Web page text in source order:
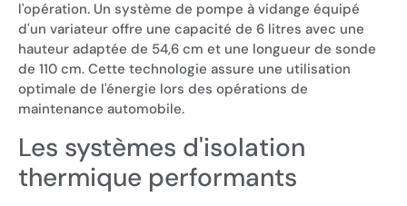
l'opération. Un système de pompe à vidange équipé
d'un variateur offre une capacité de 6 litres avec une
hauteur adaptée de 54,6 cm et une longueur de sonde
de 110 cm. Cette technologie assure une utilisation
optimale de l'énergie lors des opérations de
maintenance automobile.
Les systèmes d'isolation
thermique performants